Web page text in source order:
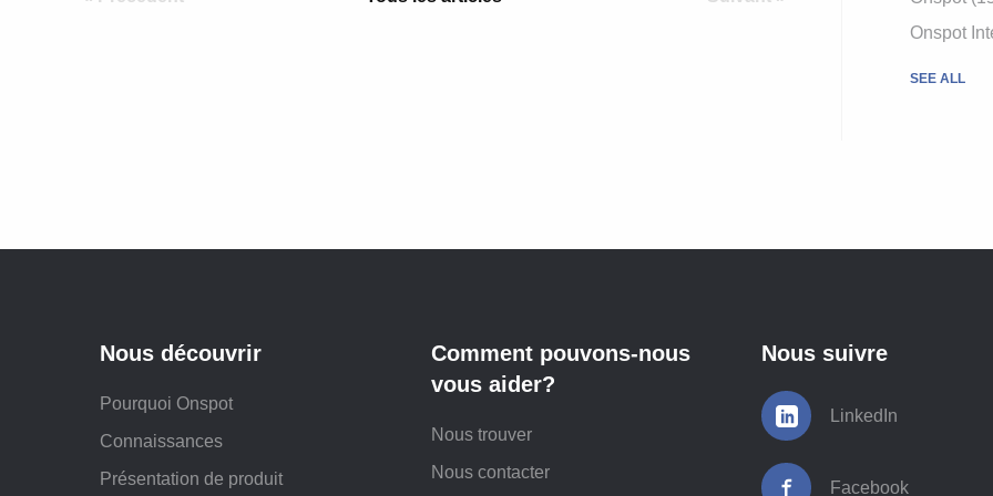
Onspot
SEE ALL
Nous découvrir
Pourquoi Onspot
Connaissances
Présentation de produit
Comment pouvons-nous
vous aider?
Nous trouver
Nous contacter
Nous suivre
LinkedIn
Facebook